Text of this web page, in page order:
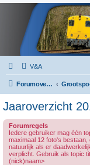
V&A
Forumoverzicht
Jaaroverzicht
Forumregels
Iedere gebruiker mag één
maximaal 12 foto's bestaan,
natuurlijk als er
verplicht. Gebruik als topic
(nick)naam>